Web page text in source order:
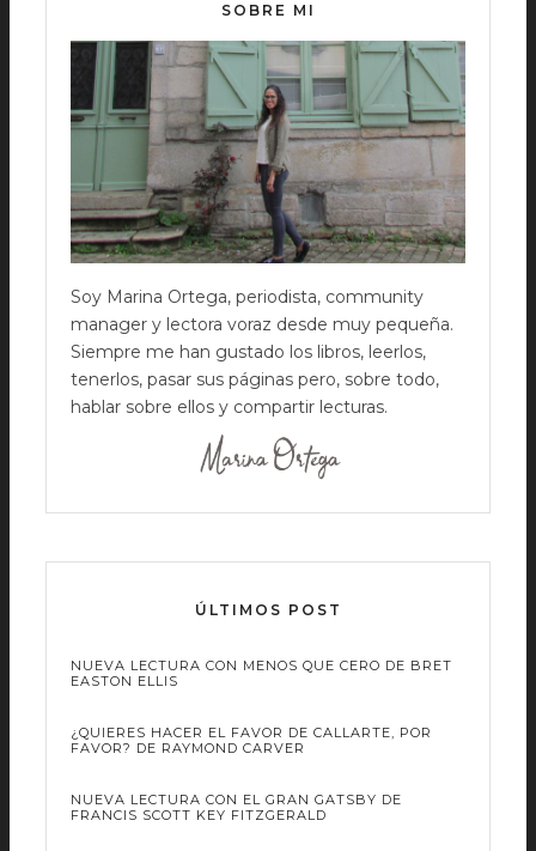
SOBRE MI
Soy Marina Ortega, periodista, community
manager y lectora voraz desde muy pequeña.
Siempre me han gustado los libros, leerlos,
tenerlos, pasar sus páginas pero, sobre todo,
hablar sobre ellos y compartir lecturas.
ÚLTIMOS POST
NUEVA LECTURA CON MENOS QUE CERO DE BRET
EASTON ELLIS
¿QUIERES HACER EL FAVOR DE CALLARTE, POR
FAVOR? DE RAYMOND CARVER
NUEVA LECTURA CON EL GRAN GATSBY DE
FRANCIS SCOTT KEY FITZGERALD